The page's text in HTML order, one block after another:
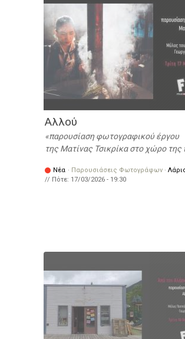
Αλλού
παρουσίαση φωτογραφικού έργου
της Ματίνας Τσικρίκα στο χώρο της
Νέα · Παρουσιάσεις Φωτογράφων ·
// Πότε: 17/03/2026 - 19:30